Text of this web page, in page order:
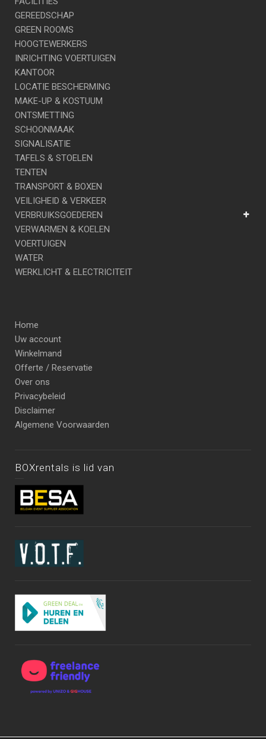
GEREEDSCHAP
GREEN ROOMS
HOOGTEWERKERS
INRICHTING VOERTUIGEN
KANTOOR
LOCATIE BESCHERMING
MAKE-UP & KOSTUUM
ONTSMETTING
SCHOONMAAK
SIGNALISATIE
TAFELS & STOELEN
TENTEN
TRANSPORT & BOXEN
VEILIGHEID & VERKEER
VERBRUIKSGOEDEREN
VERWARMEN & KOELEN
VOERTUIGEN
WATER
WERKLICHT & ELECTRICITEIT
Home
Uw account
Winkelmand
Offerte / Reservatie
Over ons
Privacybeleid
Disclaimer
Algemene Voorwaarden
BOXrentals is lid van